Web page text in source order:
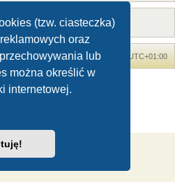
(tzw. ciasteczka)
oraz
lub
można określić w
internetowej.
Strefa czasowa UTC+01:00
® Forum Software © phpBB Limited
dostarcza